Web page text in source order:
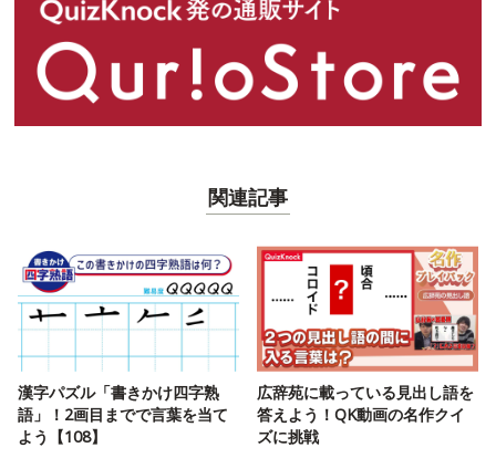
関連記事
漢字パズル「書きかけ四字熟
語」！2画目までで言葉を当て
よう【108】
広辞苑に載っている見出し語を
答えよう！QK動画の名作クイ
ズに挑戦